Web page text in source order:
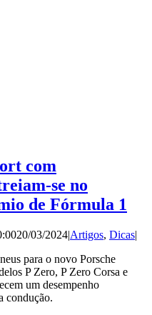
com
se no
de Fórmula 1
20/03/2024|Artigos, Dicas|
para o novo Porsche
P Zero, P Zero Corsa e
um desempenho
condução.